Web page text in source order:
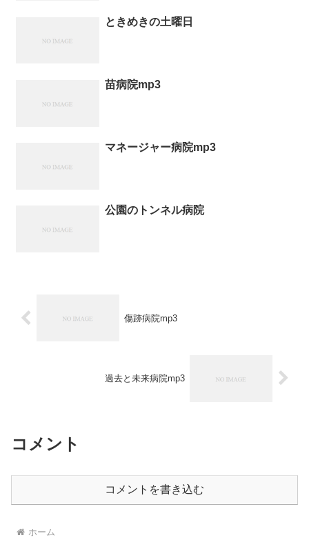
ときめきの土曜日
苗病院mp3
マネージャー病院mp3
公園のトンネル病院
傷跡病院mp3
過去と未来病院mp3
コメント
コメントを書き込む
ホーム